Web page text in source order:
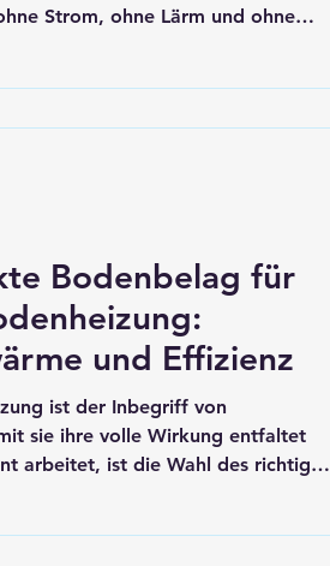
Strom, ohne Lärm und ohne
nach Zukunftsmusik klingst, ist
Baumärkten erhältlich.
Bodenbelag für
und Effizienz
ist der Inbegriff von
sie ihre volle Wirkung entfaltet
arbeitet, ist die Wahl des richtigen